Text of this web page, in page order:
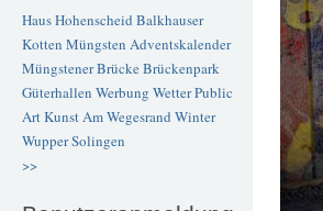
Haus Hohenscheid Balkhauser
Kotten Müngsten Adventskalender
Müngstener BrückeBrückenpark
Güterhallen Werbung WetterPublic
ArtKunstAm Wegesrand Winter
WupperSolingen
>>